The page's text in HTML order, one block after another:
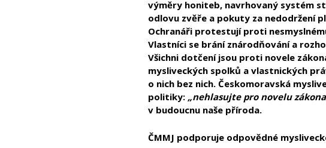
výměry honiteb, navrhovaný systém
odlovu zvěře a pokuty za nedodržení
Ochranáři protestují proti
Vlastníci se brání znárodňování a
Všichni dotčení jsou proti novele
mysliveckých spolků a vlastnických
o nich bez nich. Českomoravská
politiky: „nehlasujte pro novelu
v budoucnu naše příroda.
ČMMJ podporuje odpovědné